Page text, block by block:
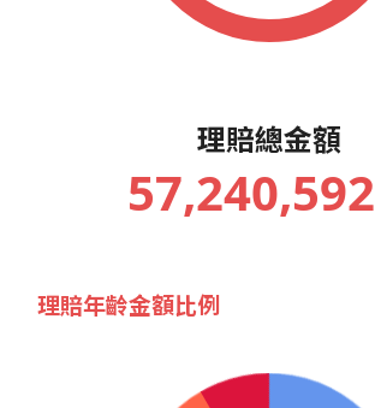
理賠總金額
57,240,592
理賠年齡金額比例